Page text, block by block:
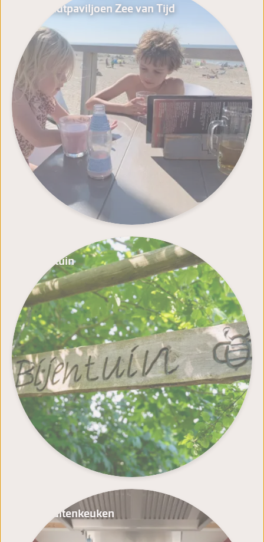
't Sandtpaviljoen Zee van Tijd
Bijentuin
De Buitenkeuken